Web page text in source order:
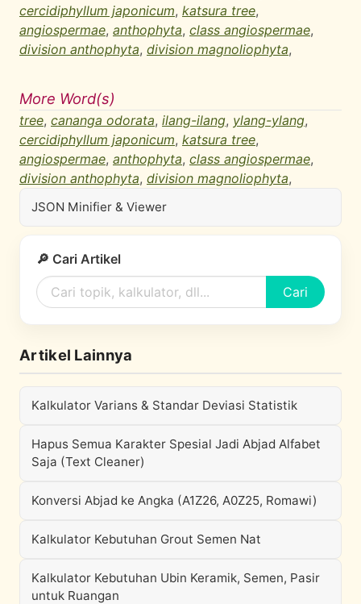
cercidiphyllum japonicum, katsura tree,
angiospermae, anthophyta, class angiospermae,
division anthophyta, division magnoliophyta,
More Word(s)
tree, cananga odorata, ilang-ilang, ylang-ylang,
cercidiphyllum japonicum, katsura tree,
angiospermae, anthophyta, class angiospermae,
division anthophyta, division magnoliophyta,
JSON Minifier & Viewer
🔎 Cari Artikel
Cari
Artikel Lainnya
Kalkulator Varians & Standar Deviasi Statistik
Hapus Semua Karakter Spesial Jadi Abjad Alfabet
Saja (Text Cleaner)
Konversi Abjad ke Angka (A1Z26, A0Z25, Romawi)
Kalkulator Kebutuhan Grout Semen Nat
Kalkulator Kebutuhan Ubin Keramik, Semen, Pasir
untuk Ruangan